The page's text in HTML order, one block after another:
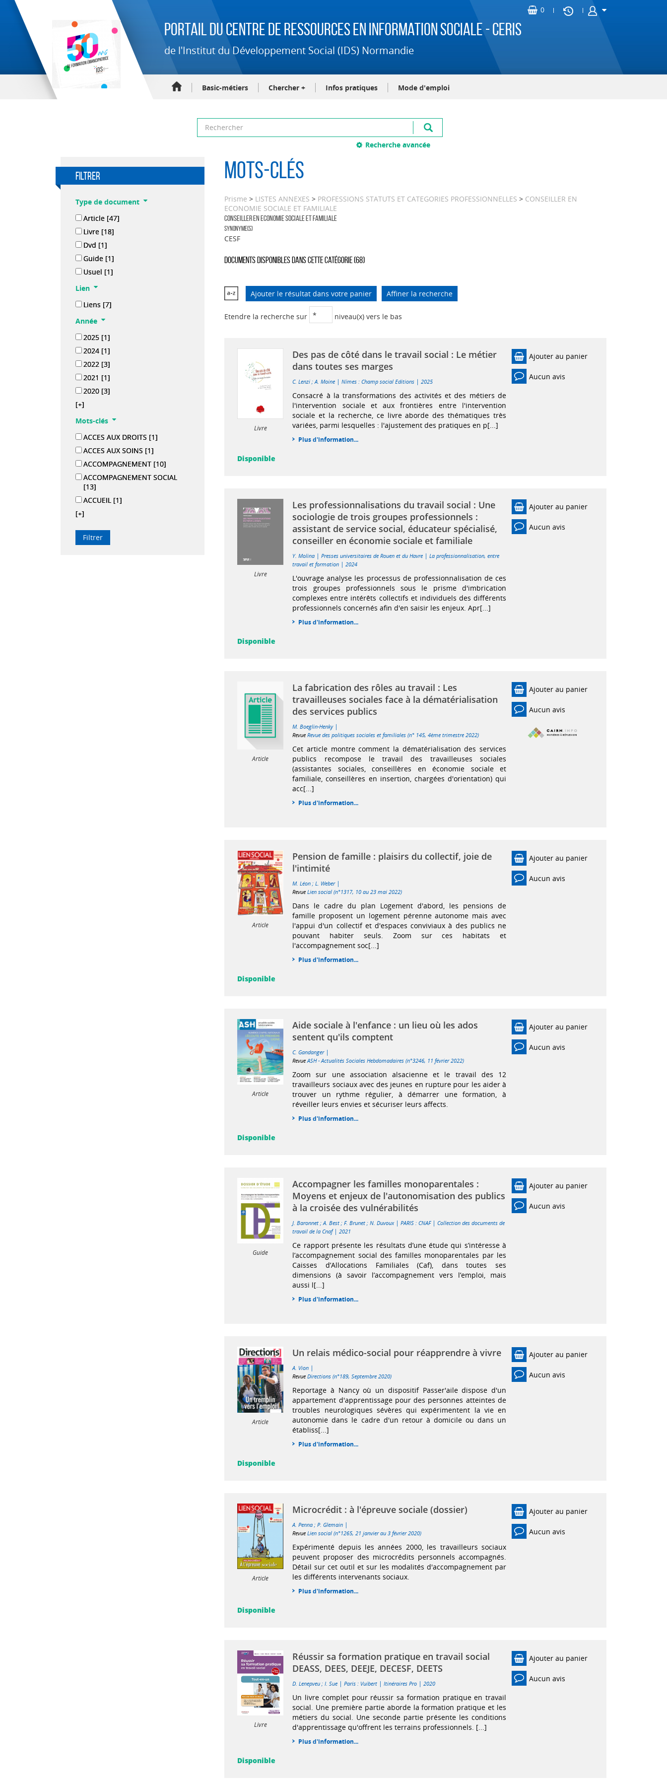
Portail du Centre de Ressources en Information Sociale - CERIS
de l'Institut du Développement Social (IDS) Normandie
Basic-métiers Chercher + Infos pratiques Mode d'emploi
Recherche avancée
filtrer
Type de document
Article [47]
Livre [18]
Dvd [1]
Guide [1]
Usuel [1]
Lien
Liens [7]
Année
2025 [1]
2024 [1]
2022 [3]
2021 [1]
2020 [3]
[+]
Mots-clés
ACCES AUX DROITS [1]
ACCES AUX SOINS [1]
ACCOMPAGNEMENT [10]
ACCOMPAGNEMENT SOCIAL
[13]
ACCUEIL [1]
[+]
Mots-clés
Prisme > LISTES ANNEXES > PROFESSIONS STATUTS ET CATEGORIES PROFESSIONNELLES > CONSEILLER EN
ECONOMIE SOCIALE ET FAMILIALE
CONSEILLER EN ECONOMIE SOCIALE ET FAMILIALE
Synonyme(s)
CESF
Documents disponibles dans cette catégorie (68)
Ajouter le résultat dans votre panier Affiner la recherche
Etendre la recherche sur niveau(x) vers le bas
Livre
Des pas de côté dans le travail social : Le métier
dans toutes ses marges
C. Lenzi ;A. Moine |Nîmes : Champ social Editions |2025
Consacré à la transformations des activités et des métiers de
l'intervention sociale et aux frontières entre l'intervention
sociale et la recherche, ce livre aborde des thématiques très
variées, parmi lesquelles : l'ajustement des pratiques en p[...]
Plus d'information...
Ajouter au panier
Aucun avis
Disponible
Livre
Les professionnalisations du travail social : Une
sociologie de trois groupes professionnels :
assistant de service social, éducateur spécialisé,
conseiller en économie sociale et familiale
Y. Molina |Presses universitaires de Rouen et du Havre |La professionnalisation, entre
travail et formation |2024
L'ouvrage analyse les processus de professionnalisation de ces
trois groupes professionnels sous le prisme d'imbrication
complexes entre intérêts collectifs et individuels des différents
professionnels concernés afin d'en saisir les enjeux. Apr[...]
Plus d'information...
Ajouter au panier
Aucun avis
Disponible
Article
La fabrication des rôles au travail : Les
travailleuses sociales face à la dématérialisation
des services publics
M. Boeglin-Henky |
RevueRevue des politiques sociales et familiales (n° 145, 4ème trimestre 2022)
Cet article montre comment la dématérialisation des services
publics recompose le travail des travailleuses sociales
(assistantes sociales, conseillères en économie sociale et
familiale, conseillères en insertion, chargées d'orientation) qui
acc[...]
Plus d'information...
Ajouter au panier
Aucun avis
Article
Pension de famille : plaisirs du collectif, joie de
l'intimité
M. Léon ;L. Weber |
RevueLien social (n°1317, 10 au 23 mai 2022)
Dans le cadre du plan Logement d'abord, les pensions de
famille proposent un logement pérenne autonome mais avec
l'appui d'un collectif et d'espaces conviviaux à des publics ne
pouvant habiter seuls. Zoom sur ces habitats et
l'accompagnement soc[...]
Plus d'information...
Ajouter au panier
Aucun avis
Disponible
Article
Aide sociale à l'enfance : un lieu où les ados
sentent qu'ils comptent
C. Gandanger |
RevueASH - Actualités Sociales Hebdomadaires (n°3246, 11 février 2022)
Zoom sur une association alsacienne et le travail des 12
travailleurs sociaux avec des jeunes en rupture pour les aider à
trouver un rythme régulier, à démarrer une formation, à
réveiller leurs envies et sécuriser leurs affects.
Plus d'information...
Ajouter au panier
Aucun avis
Disponible
Guide
Accompagner les familles monoparentales :
Moyens et enjeux de l'autonomisation des publics
à la croisée des vulnérabilités
J. Baronnet ;A. Best ;F. Brunet ;N. Duvoux |PARIS : CNAF|Collection des documents de
travail de la Cnaf|2021
Ce rapport présente les résultats d’une étude qui s’intéresse à
l’accompagnement social des familles monoparentales par les
Caisses d’Allocations Familiales (Caf), dans toutes ses
dimensions (à savoir l’accompagnement vers l’emploi, mais
aussi l[...]
Plus d'information...
Ajouter au panier
Aucun avis
Article
Un relais médico-social pour réapprendre à vivre
A. Vion |
RevueDirections (n°189, Septembre 2020)
Reportage à Nancy où un dispositif Passer'aile dispose d'un
appartement d'apprentissage pour des personnes atteintes de
troubles neurologiques sévères qui expérimentent la vie en
autonomie dans le cadre d'un retour à domicile ou dans un
établiss[...]
Plus d'information...
Ajouter au panier
Aucun avis
Disponible
Article
Microcrédit : à l'épreuve sociale (dossier)
A. Penna ;P. Glemain |
RevueLien social (n°1265, 21 janvier au 3 février 2020)
Expérimenté depuis les années 2000, les travailleurs sociaux
peuvent proposer des microcrédits personnels accompagnés.
Détail sur cet outil et sur les modalités d'accompagnement par
les différents intervenants sociaux.
Plus d'information...
Ajouter au panier
Aucun avis
Disponible
Livre
Réussir sa formation pratique en travail social
DEASS, DEES, DEEJE, DECESF, DEETS
D. Lenepveu ;I. Sue |Paris : Vuibert |Itinéraires Pro |2020
Un livre complet pour réussir sa formation pratique en travail
social. Une première partie aborde la formation pratique et les
métiers du social. Une seconde partie présente les conditions
d'apprentissage qu'offrent les terrains professionnels. [...]
Plus d'information...
Ajouter au panier
Aucun avis
Disponible